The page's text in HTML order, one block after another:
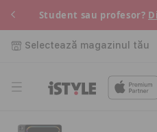
Salt la
conținut
Student sau profesor?
Selectează magazinul tău